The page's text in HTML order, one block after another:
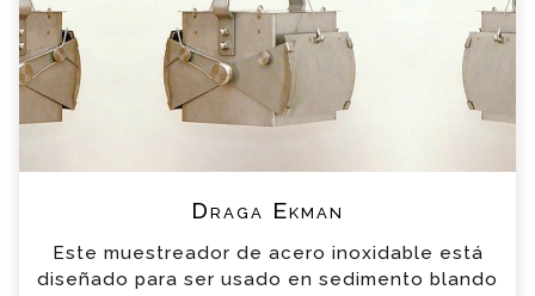
Draga Ekman
Este muestreador de acero inoxidable está
diseñado para ser usado en sedimento blando
Nombre
Email
Empresa
*